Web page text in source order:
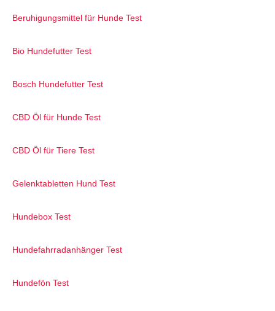
Beruhigungsmittel für Hunde Test
Bio Hundefutter Test
Bosch Hundefutter Test
CBD Öl für Hunde Test
CBD Öl für Tiere Test
Gelenktabletten Hund Test
Hundebox Test
Hundefahrradanhänger Test
Hundefön Test